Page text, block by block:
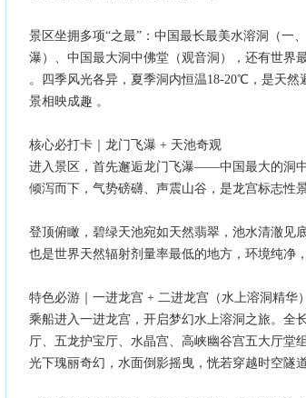
景区坐拥多项“之最”：中国最长最美水溶洞（一
瀑）、中国最大洞中佛堂（观音洞），还有世界
。四季风光各异，夏季洞内恒温18-20℃，是天
景相映成趣 。
核心必打卡｜龙门飞瀑 + 天池奇观
进入景区，首先邂逅龙门飞瀑——中国最大的洞
倾泻而下，气势磅礴、声震山谷，是龙宫标志性景
登顶俯瞰，碧绿天池宛如天然翡翠，池水清澈见
也是世界天然辐射剂量率最低的地方，环境纯净
特色必游｜一进龙宫 + 二进龙宫（水上溶洞精华）
乘船进入一进龙宫，开启梦幻水上溶洞之旅。全
厅、五龙护宝厅、水晶宫、高峡幽谷宫五大厅堂
光下瑰丽奇幻，水面倒影摇曳，恍若穿越时空隧道